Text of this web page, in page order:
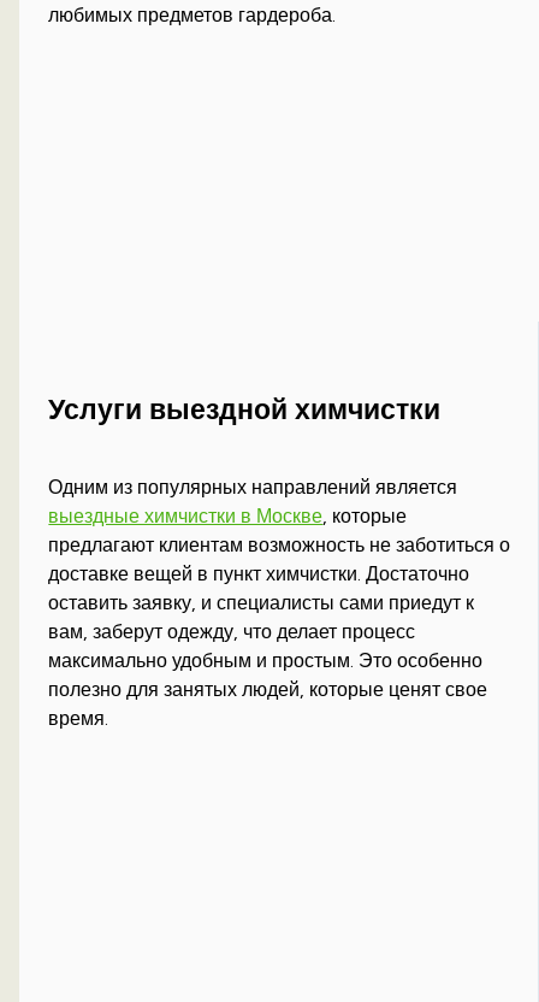
любимых предметов гардероба.
Услуги выездной химчистки
Одним из популярных направлений является
выездные химчистки в Москве , которые
предлагают клиентам возможность не заботиться о
доставке вещей в пункт химчистки. Достаточно
оставить заявку, и специалисты сами приедут к
вам, заберут одежду, что делает процесс
максимально удобным и простым. Это особенно
полезно для занятых людей, которые ценят свое
время.